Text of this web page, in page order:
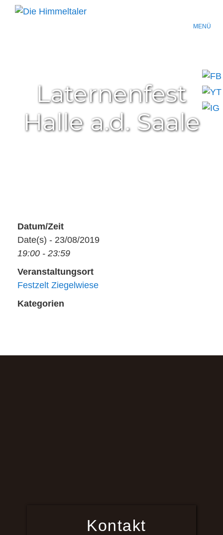
MENÜ
Laternenfest
Halle a.d. Saale
Datum/Zeit
Date(s) - 23/08/2019
19:00 - 23:59
Veranstaltungsort
Festzelt Ziegelwiese
Kategorien
Kontakt